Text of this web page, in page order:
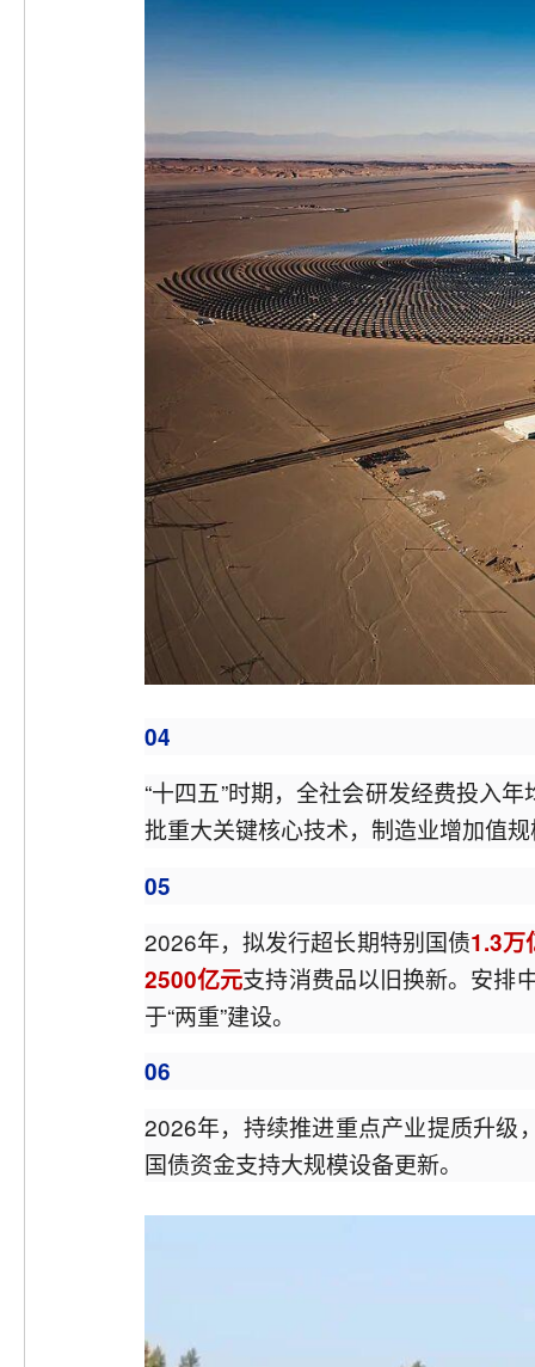
04
“十四五”时期，全社会研发经费投入年
批重大关键核心技术，制造业增加值
05
2026年，拟发行超长期特别国债1.3万
2500亿元支持消费品以旧换新。安排
于“两重”建设。
06
2026年，持续推进重点产业提质升级
国债资金支持大规模设备更新。